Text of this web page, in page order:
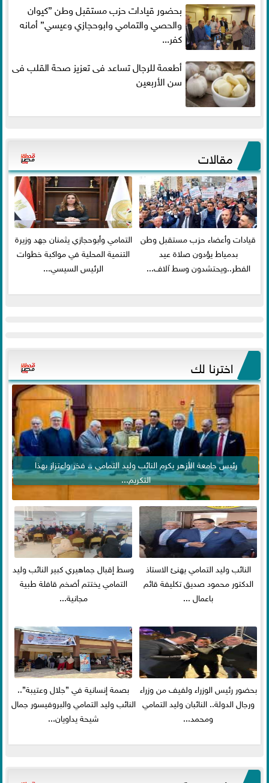
بحضور قيادات حزب مستقبل وطن ”كيوان
والحصي والتمامي وابوحجازي وعيسي” أمانه
كفر...
أطعمة للرجال تساعد فى تعزيز صحة القلب فى
سن الأربعين
مقالات
قيادات وأعضاء حزب مستقبل وطن
بدمياط يؤدون صلاة عيد
الفطر..ويحتشدون وسط آلاف...
التمامي وأبوحجازي يثمنان جهد وزيرة
التنمية المحلية في مواكبة خطوات
الرئيس السيسي...
اخترنا لك
رئيس جامعة الأزهر يكرم النائب وليد التمامي .. فخر واعتزاز بهذا
التكريم...
النائب وليد التمامي يهنئ الاستاذ
الدكتور محمود صديق تكليفة قائم
باعمال ...
وسط إقبال جماهيري كبير النائب وليد
التمامي يختتم أضخم قافلة طبية
مجانية...
بحضور رئيس الوزراء ولفيف من وزراء
ورجال الدولة.. النائبان وليد التمامي
ومحمد...
بصمة إنسانية في ”جلال وعتيبة”..
النائب وليد التمامي والبروفيسور جمال
شيحة يداويان...